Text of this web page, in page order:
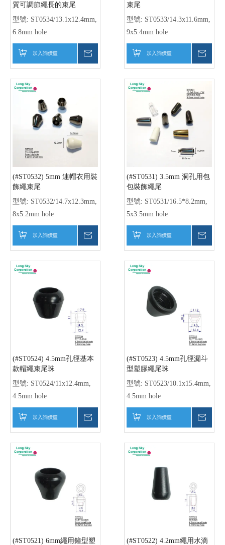
質可調節繩長的束尾
型號: ST0534/13.1x12.4mm,
6.8mm hole
加入詢價籃
束尾
型號: ST0533/14.3x11.6mm,
9x5.4mm hole
加入詢價籃
(#ST0532) 5mm 連帽衣用裝
飾繩束尾
型號: ST0532/14.7x12.3mm,
8x5.2mm hole
加入詢價籃
(#ST0531) 3.5mm 洞孔用包
包裝飾繩尾
型號: ST0531/16.5*8.2mm,
5x3.5mm hole
加入詢價籃
(#ST0524) 4.5mm孔徑基本
款帽繩束尾珠
型號: ST0524/11x12.4mm,
4.5mm hole
加入詢價籃
(#ST0523) 4.5mm孔徑漏斗
型塑膠繩尾珠
型號: ST0523/10.1x15.4mm,
4.5mm hole
加入詢價籃
(#ST0521) 6mm繩用鐘型塑
(#ST0522) 4.2mm繩用水滴